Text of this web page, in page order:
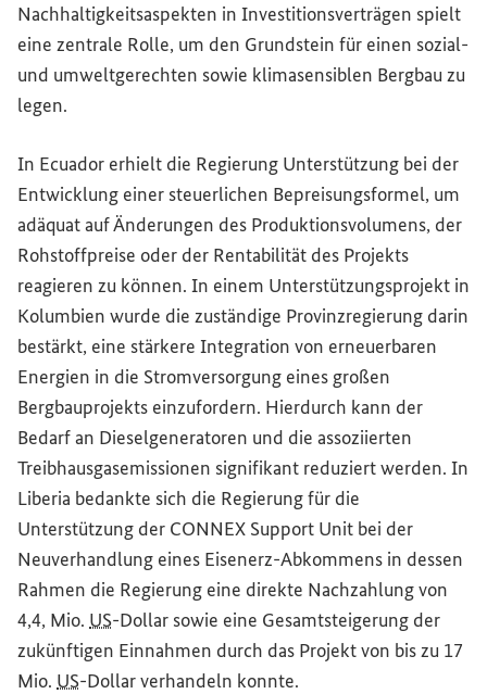
Nachhaltigkeitsaspekten in Investitionsverträgen spielt
eine zentrale Rolle, um den Grundstein für einen sozial-
und umweltgerechten sowie klimasensiblen Bergbau zu
legen.
In Ecuador erhielt die Regierung Unterstützung bei der
Entwicklung einer steuerlichen Bepreisungsformel, um
adäquat auf Änderungen des Produktionsvolumens, der
Rohstoffpreise oder der Rentabilität des Projekts
reagieren zu können. In einem Unterstützungsprojekt in
Kolumbien wurde die zuständige Provinzregierung darin
bestärkt, eine stärkere Integration von erneuerbaren
Energien in die Stromversorgung eines großen
Bergbauprojekts einzufordern. Hierdurch kann der
Bedarf an Dieselgeneratoren und die assoziierten
Treibhausgasemissionen signifikant reduziert werden. In
Liberia bedankte sich die Regierung für die
Unterstützung der CONNEX Support Unit bei der
Neuverhandlung eines Eisenerz-Abkommens in dessen
Rahmen die Regierung eine direkte Nachzahlung von
4,4, Mio. US-Dollar sowie eine Gesamtsteigerung der
zukünftigen Einnahmen durch das Projekt von bis zu 17
Mio. US-Dollar verhandeln konnte.